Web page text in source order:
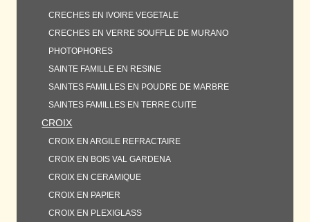
CRECHES EN IVOIRE VEGETALE
CRECHES EN VERRE SOUFFLE DE MURANO
PHOTOPHORES
SAINTE FAMILLE EN RESINE
SAINTES FAMILLES EN POUDRE DE MARBRE
SAINTES FAMILLES EN TERRE CUITE
CROIX
CROIX EN ARGILE REFRACTAIRE
CROIX EN BOIS VAL GARDENA
CROIX EN CERAMIQUE
CROIX EN PAPIER
CROIX EN PLEXIGLASS